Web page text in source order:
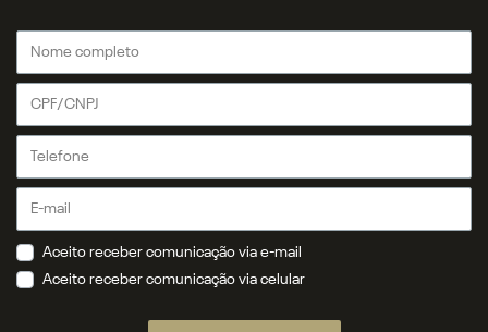
Aceito receber comunicação via e-mail
Aceito receber comunicação via celular